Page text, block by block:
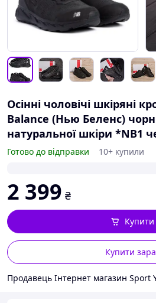
Осінні чоловічі шкіряні
Balance (Нью Беленс)
натуральної шкіри *NB1
Готово до відправки
10+ купили
2 399 ₴
Купити
Купити
Продавець Інтернет магазин Sport